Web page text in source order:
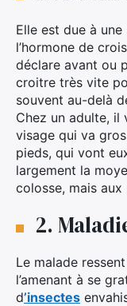
Elle est due à
l’hormone de
déclare avant ou
croitre très vite
souvent au-delà
Chez un adulte, il
visage qui va
pieds, qui vont
largement la
colosse, mais aux
2.
Le malade
l’amenant à se
d’insectes